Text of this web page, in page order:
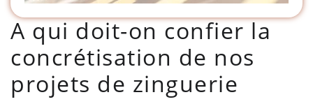
A qui doit-on confier la
concrétisation de nos
projets de zinguerie